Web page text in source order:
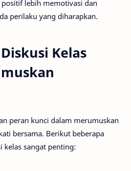
lebih memotivasi dan
perilaku yang diharapkan.
Kelas
peran kunci dalam merumuskan
bersama. Berikut beberapa
kelas sangat penting: